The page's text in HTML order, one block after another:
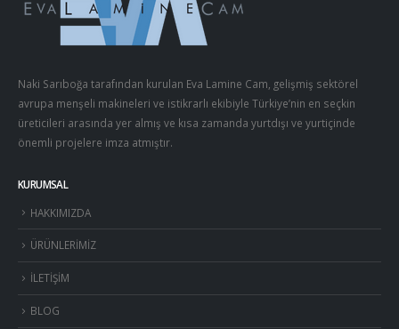
Naki Sarıboğa tarafından kurulan Eva Lamine Cam, gelişmiş sektörel
avrupa menşeli makineleri ve istikrarlı ekibiyle Türkiye’nin en seçkin
üreticileri arasında yer almış ve kısa zamanda yurtdışı ve yurtiçinde
önemli projelere imza atmıştır.
KURUMSAL
HAKKIMIZDA
ÜRÜNLERİMİZ
İLETİŞİM
BLOG